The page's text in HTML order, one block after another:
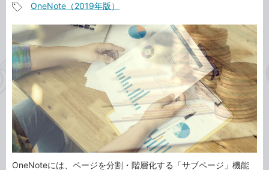
事
カ
テ
ゴ
リ
事
タ
グ
OneNote（2019年版）
OneNoteには、ページを分割・階層化する「サブページ」機能